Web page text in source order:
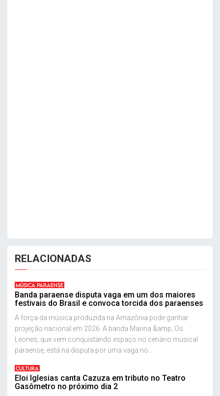
RELACIONADAS
MÚSICA PARAENSE
Banda paraense disputa vaga em um dos maiores
festivais do Brasil e convoca torcida dos paraenses
A força da música produzida na Amazônia pode ganhar
projeção nacional em 2026. A banda Marina &amp; Os
Leones, que vem conquistando espaço no cenário musical
paraense, está na disputa por uma vaga no...
CULTURA
Eloi Iglesias canta Cazuza em tributo no Teatro
Gasômetro no próximo dia 2